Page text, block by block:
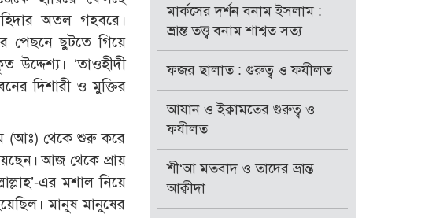
অতল গহবরে।
পেছনে ছুটতে গিয়ে
উদ্দেশ্য। ‘তাওহীদী
দিশারী ও মুক্তির
(আঃ) থেকে শুরু করে
আজ থেকে প্রায়
এর মশাল নিয়ে
মানুষ মানুষের
মার্কসের দর্শন বনাম ইসলাম :
ভ্রান্ত তত্ত্ব বনাম শাশ্বত সত্য
ফজর ছালাত : গুরুত্ব ও ফযীলত
আযান ও ইক্বামতের গুরুত্ব ও
ফযীলত
শী‘আ মতবাদ ও তাদের ভ্রান্ত
আক্বীদা